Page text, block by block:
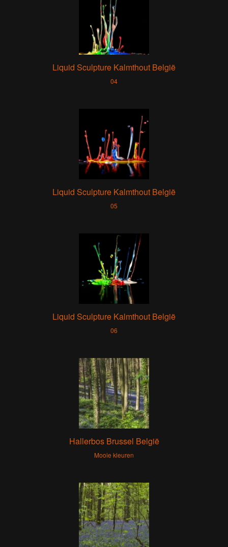
Liquid Sculpture Kalmthout België
04
Liquid Sculpture Kalmthout België
05
Liquid Sculpture Kalmthout België
06
Hallerbos Brussel België
Mooie kleuren